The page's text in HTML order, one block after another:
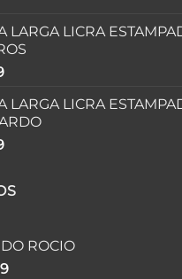
LARGA LICRA
LARGA LICRA
ROCIO